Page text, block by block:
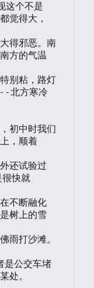
这个不是
觉得大，
得邪恶。南
方的气温
别粘，路灯
北方寒冷
初中时我们
，顺着
还试验过
快就
不断融化
树上的雪
雨打沙滩。
处。